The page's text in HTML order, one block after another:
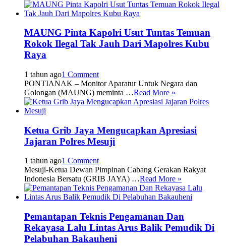
MAUNG Pinta Kapolri Usut Tuntas Temuan
Rokok Ilegal Tak Jauh Dari Mapolres Kubu
Raya
1 tahun ago1 Comment
PONTIANAK – Monitor Aparatur Untuk Negara dan
Golongan (MAUNG) meminta …Read More »
Ketua Grib Jaya Mengucapkan Apresiasi
Jajaran Polres Mesuji
1 tahun ago1 Comment
Mesuji-Ketua Dewan Pimpinan Cabang Gerakan Rakyat
Indonesia Bersatu (GRIB JAYA) …Read More »
Pemantapan Teknis Pengamanan Dan
Rekayasa Lalu Lintas Arus Balik Pemudik Di
Pelabuhan Bakauheni